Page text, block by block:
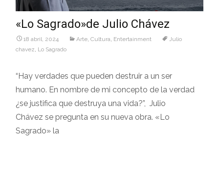
«Lo Sagrado»de Julio Chávez
18 abril, 2024 Arte Cultura Entertainment
Julio
chavez Lo Sagrado
“Hay verdades que pueden destruir a un ser
humano. En nombre de mi concepto de la verdad
¿se justifica que destruya una vida?”, Julio
Chávez se pregunta en su nueva obra. «Lo
Sagrado» la